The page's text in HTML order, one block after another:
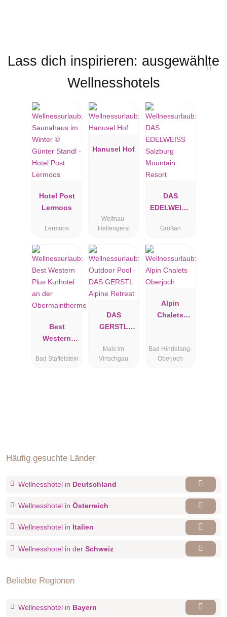
Lass dich inspirieren: ausgewählte
Wellnesshotels
Hotel Post
Lermoos
Lermoos
Hanusel Hof
Weitnau-
Hellengerst
DAS
EDELWEISS
Mountain
Großarl
Best
Western
Kurhotel an
Bad Staffelstein
DAS
GERSTL
Retreat
Mals im
Vinschgau
Alpin
Chalets
Bad Hindelang-
Oberjoch
Häufig gesuchte Länder
Wellnesshotel in Deutschland
Wellnesshotel in Österreich
Wellnesshotel in Italien
Wellnesshotel in der Schweiz
Beliebte Regionen
Wellnesshotel in Bayern